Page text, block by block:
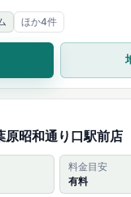
が案内され、完全個室のカ
ムを遊べます。
ほか4件
原昭和通り口駅前店
料金目安
有料